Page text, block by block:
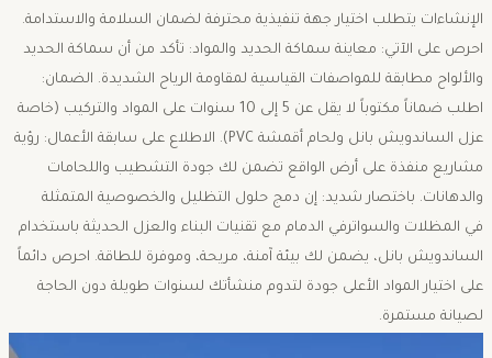
الإنشاءات يتطلب اختيار جهة تنفيذية محترفة لضمان السلامة والاستدامة.
احرص على الآتي: ​معاينة سماكة الحديد والمواد: تأكد من أن سماكة الحديد
والألواح مطابقة للمواصفات القياسية لمقاومة الرياح الشديدة. ​الضمان:
اطلب ضماناً مكتوباً لا يقل عن 5 إلى 10 سنوات على المواد والتركيب (خاصة
عزل الساندويش بانل ولحام أقمشة PVC). ​الاطلاع على سابقة الأعمال: رؤية
مشاريع منفذة على أرض الواقع تضمن لك جودة التشطيب واللحامات
والدهانات. ​باختصار شديد: ​إن دمج حلول التظليل والخصوصية المتمثلة
في المظلات والسواترفي الدمام مع تقنيات البناء والعزل الحديثة باستخدام
الساندويش بانل، يضمن لك بيئة آمنة، مريحة، وموفرة للطاقة. احرص دائماً
على اختيار المواد الأعلى جودة لتدوم منشأتك لسنوات طويلة دون الحاجة
لصيانة مستمرة.